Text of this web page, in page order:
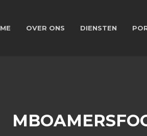
OVER ONS DIENSTEN